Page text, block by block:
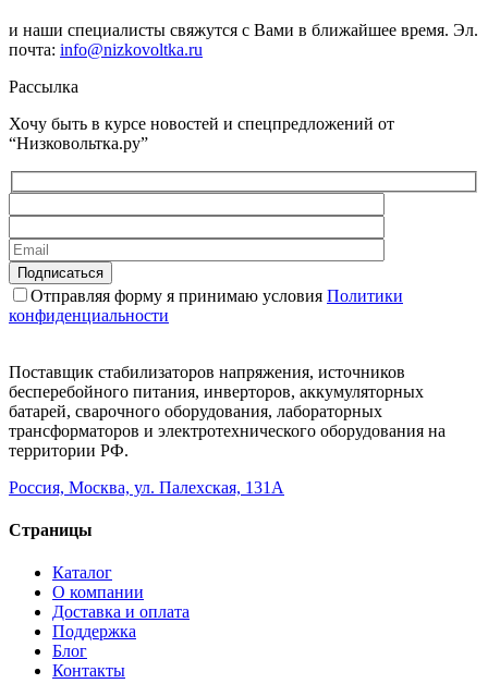
и наши специалисты свяжутся с Вами в ближайшее время. Эл.
почта: info@nizkovoltka.ru
Рассылка
Хочу быть в курсе новостей и спецпредложений от
“Низковольтка.ру”
Отправляя форму я принимаю условия Политики
конфиденциальности
Поставщик стабилизаторов напряжения, источников
бесперебойного питания, инверторов, аккумуляторных
батарей, сварочного оборудования, лабораторных
трансформаторов и электротехнического оборудования на
территории РФ.
Россия, Москва, ул. Палехская, 131А
Страницы
Каталог
О компании
Доставка и оплата
Поддержка
Блог
Контакты